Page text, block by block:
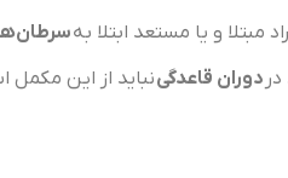
و یا مستعد ابتلا به
دوران قاعدگینباید از این مکمل